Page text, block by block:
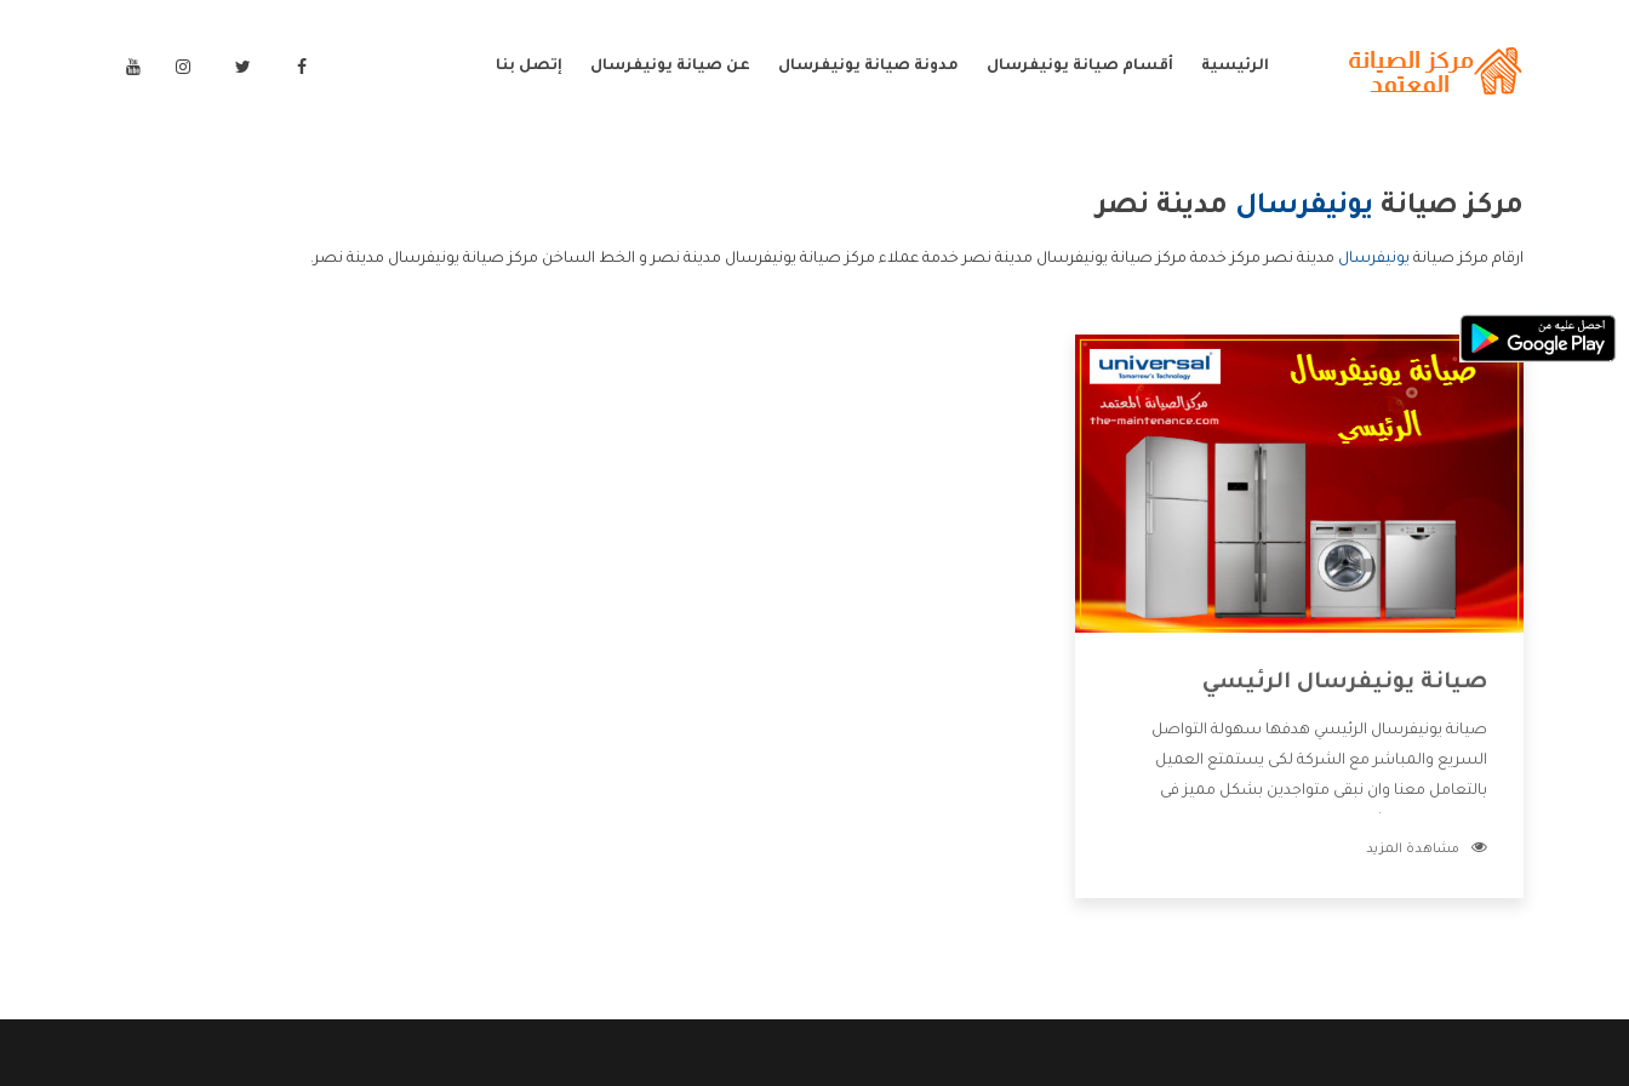
الرئيسية أقسام صيانة يونيفرسال مدونة صيانة يونيفرسال عن صيانة يونيفرسال إتصل بنا
مركز صيانة يونيفرسال مدينة نصر
ارقام مركز صيانة يونيفرسال مدينة نصر مركز خدمة مركز صيانة يونيفرسال مدينة نصر خدمة عملاء مركز صيانة يونيفرسال مدينة نصر و الخط الساخن مركز صيانة يونيفرسال مدينة نصر.
صيانة يونيفرسال الرئيسي
صيانة يونيفرسال الرئيسي هدفها سهولة التواصل
السريع والمباشر مع الشركة لكى يستمتع العميل
بالتعامل معنا وان نبقى متواجدين بشكل مميز فى
للعميل وان يستمتع بالخدمات التى تنفرد الشركة بها
مشاهدة المزيد